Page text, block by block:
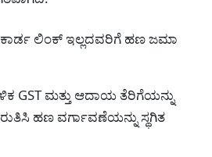
ಲಿಂಕ್ ಇಲ್ಲದವರಿಗೆ ಹಣ ಜಮಾ
GST ಮತ್ತು ಆದಾಯ ತೆರಿಗೆಯನ್ನು
ಹಣ ವರ್ಗಾವಣೆಯನ್ನು ಸ್ಥಗಿತ